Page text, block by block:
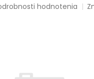
hodnotenia